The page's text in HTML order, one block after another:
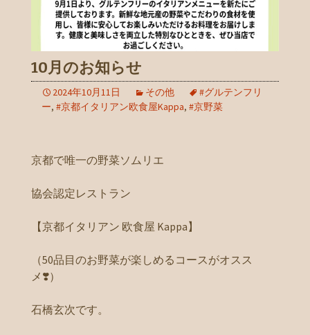
10月のお知らせ
2024年10月11日 その他
#グルテンフリ
ー, #京都イタリアン欧食屋Kappa, #京野菜
京都で唯一の野菜ソムリエ
協会認定レストラン
【京都イタリアン 欧食屋 Kappa】
（50品目のお野菜が楽しめるコースがオスス
メ❣️）
石橋玄次です。